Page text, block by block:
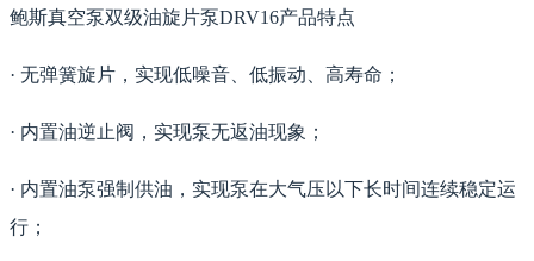
鲍斯真空泵双级油旋片泵DRV16产品特点
· 无弹簧旋片，实现低噪音、低振动、高寿命；
· 内置油逆止阀，实现泵无返油现象；
· 内置油泵强制供油，实现泵在大气压以下长时间连续稳定运
行；